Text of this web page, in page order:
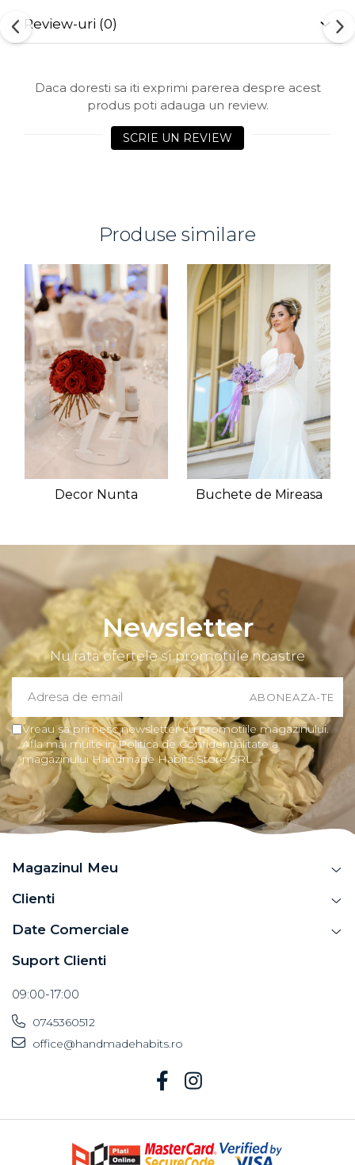
Review-uri (0)
Daca doresti sa iti exprimi parerea despre acest
produs poti adauga un review.
SCRIE UN REVIEW
Produse similare
Decor Nunta Buchete de Mireasa
Newsletter
Nu rata ofertele si promotiile noastre
Vreau sa primesc newsletter cu promotiile magazinului.
Afla mai multe in Politica de Confidentialitate a
magazinului Handmade Habits Store SRL
Magazinul Meu
Clienti
Date Comerciale
Suport Clienti
09:00-17:00
0745360512
office@handmadehabits.ro